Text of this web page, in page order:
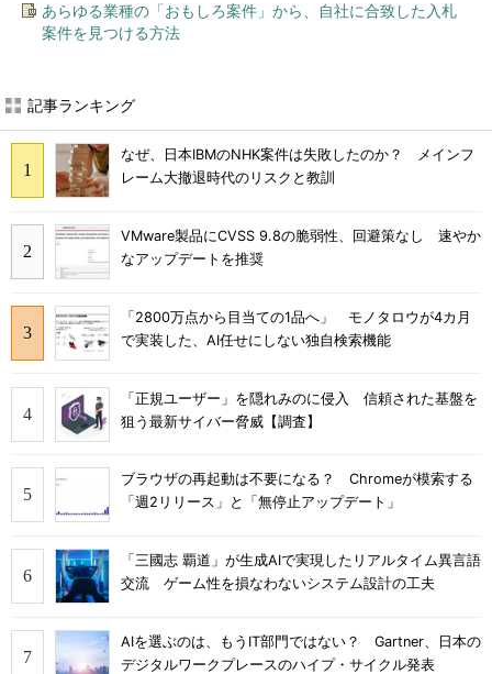
あらゆる業種の「おもしろ案件」から、自社に合致した入札
案件を見つける方法
記事ランキング
なぜ、日本IBMのNHK案件は失敗したのか？ メインフ
レーム大撤退時代のリスクと教訓
VMware製品にCVSS 9.8の脆弱性、回避策なし 速やか
なアップデートを推奨
「2800万点から目当ての1品へ」 モノタロウが4カ月
で実装した、AI任せにしない独自検索機能
「正規ユーザー」を隠れみのに侵入 信頼された基盤を
狙う最新サイバー脅威【調査】
ブラウザの再起動は不要になる？ Chromeが模索する
「週2リリース」と「無停止アップデート」
「三國志 覇道」が生成AIで実現したリアルタイム異言語
交流 ゲーム性を損なわないシステム設計の工夫
AIを選ぶのは、もうIT部門ではない？ Gartner、日本の
デジタルワークプレースのハイプ・サイクル発表